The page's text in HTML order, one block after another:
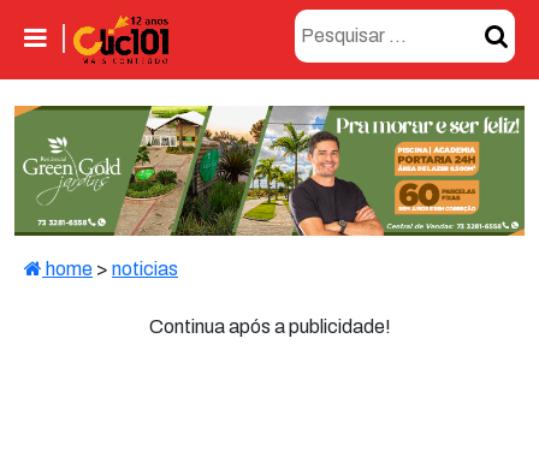
home > noticias
Continua após a publicidade!